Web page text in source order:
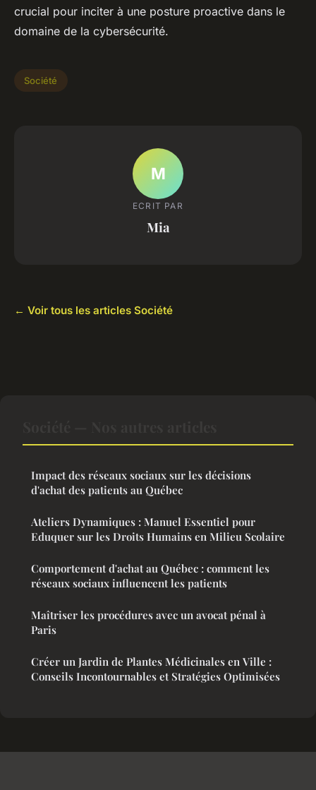
crucial pour inciter à une posture proactive dans le
domaine de la cybersécurité.
Société
M
ECRIT PAR
Mia
← Voir tous les articles Société
Impact des réseaux sociaux sur les décisions
d'achat des patients au Québec
Ateliers Dynamiques : Manuel Essentiel pour
Eduquer sur les Droits Humains en Milieu Scolaire
Comportement d'achat au Québec : comment les
réseaux sociaux influencent les patients
Maîtriser les procédures avec un avocat pénal à
Paris
Créer un Jardin de Plantes Médicinales en Ville :
Conseils Incontournables et Stratégies Optimisées